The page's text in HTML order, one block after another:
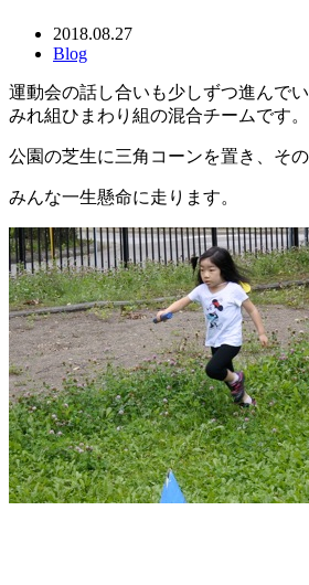
2018.08.27
Blog
運動会の話し合いも少しずつ進んで
みれ組ひまわり組の混合チームです
公園の芝生に三角コーンを置き、そ
みんな一生懸命に走ります。